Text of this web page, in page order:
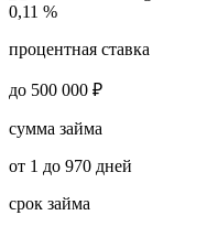
0,11 %
процентная ставка
до 500 000 ₽
сумма займа
от 1 до 970 дней
срок займа